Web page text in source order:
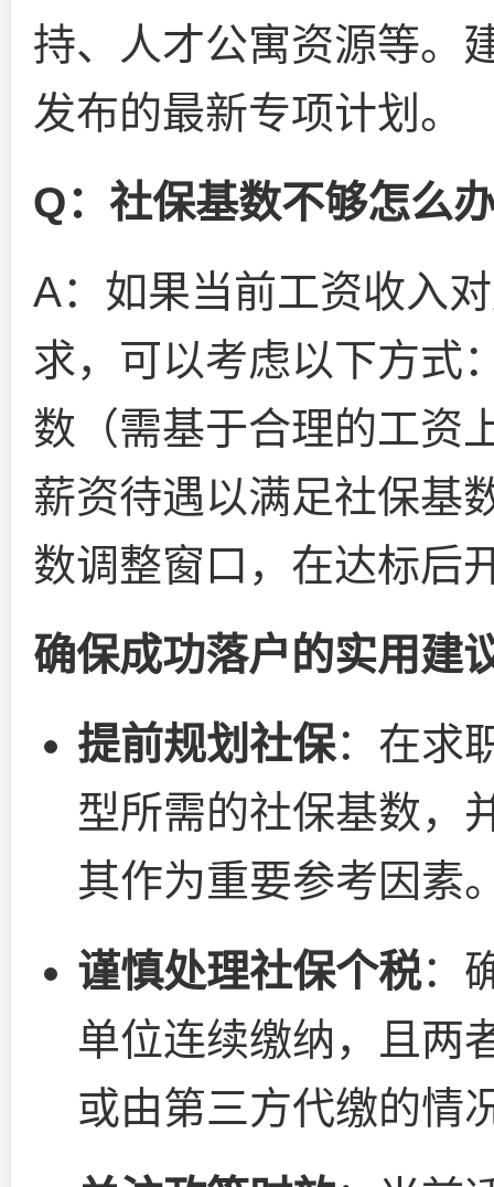
持、人才公寓资源等。
发布的最新专项计划。
Q：社保基数不够怎么
A：如果当前工资收入
求，可以考虑以下方式
数（需基于合理的工资
薪资待遇以满足社保基
数调整窗口，在达标后
确保成功落户的实用建
提前规划社保：在求
型所需的社保基数，
其作为重要参考因素
谨慎处理社保个税：
单位连续缴纳，且两
或由第三方代缴的情